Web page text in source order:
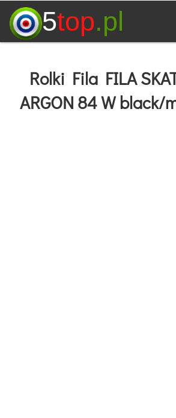
5top.pl
Rolki Fila FILA
ARGON 84 W black/